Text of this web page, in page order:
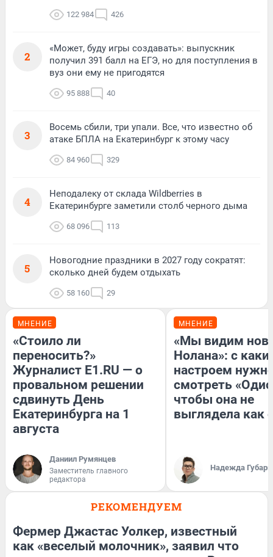
122 984 426
2
«Может, буду игры создавать»: выпускник
получил 391 балл на ЕГЭ, но для поступления в
вуз они ему не пригодятся
95 888 40
3
Восемь сбили, три упали. Все, что известно об
атаке БПЛА на Екатеринбург к этому часу
84 960 329
4
Неподалеку от склада Wildberries в
Екатеринбурге заметили столб черного дыма
68 096 113
5
Новогодние праздники в 2027 году сократят:
сколько дней будем отдыхать
58 160 29
МНЕНИЕ
«Стоило ли
переносить?»
Журналист E1.RU — о
провальном решении
сдвинуть День
Екатеринбурга на 1
августа
Даниил Румянцев
Заместитель главного
редактора
МНЕНИЕ
«Мы видим
Нолана»: с
настроем
смотреть
чтобы она не
выглядела как
Надежда Губарь
РЕКОМЕНДУЕМ
Фермер Джастас Уолкер, известный
как «веселый молочник», заявил что